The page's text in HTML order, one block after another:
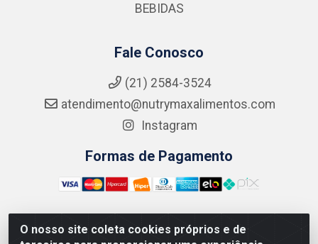
O nosso site coleta cookies próprios e de
BEBIDAS
Fale Conosco
(21) 2584-3524
atendimento@nutrymaxalimentos.com
Instagram
Formas de Pagamento
NUTRY MAX COMÉRCIO DE PRODUTOS ALIMENTICIOS